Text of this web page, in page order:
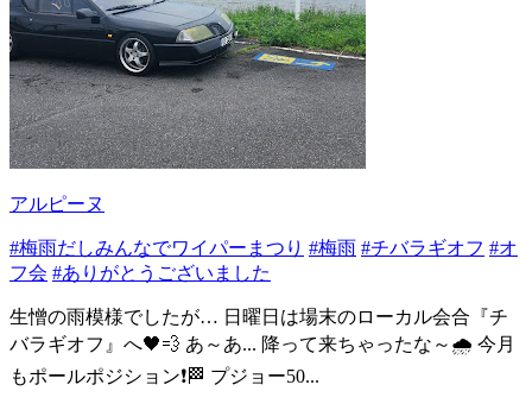
アルピーヌ
#梅雨だしみんなでワイパーまつり #梅雨 #チバラギオフ #オ
フ会 #ありがとうございました
生憎の雨模様でしたが… 日曜日は場末のローカル会合『チ
バラギオフ』へ🖤💨 あ～あ... 降って来ちゃったな～🌧️ 今月
もポールポジション❗🏁 プジョー50...